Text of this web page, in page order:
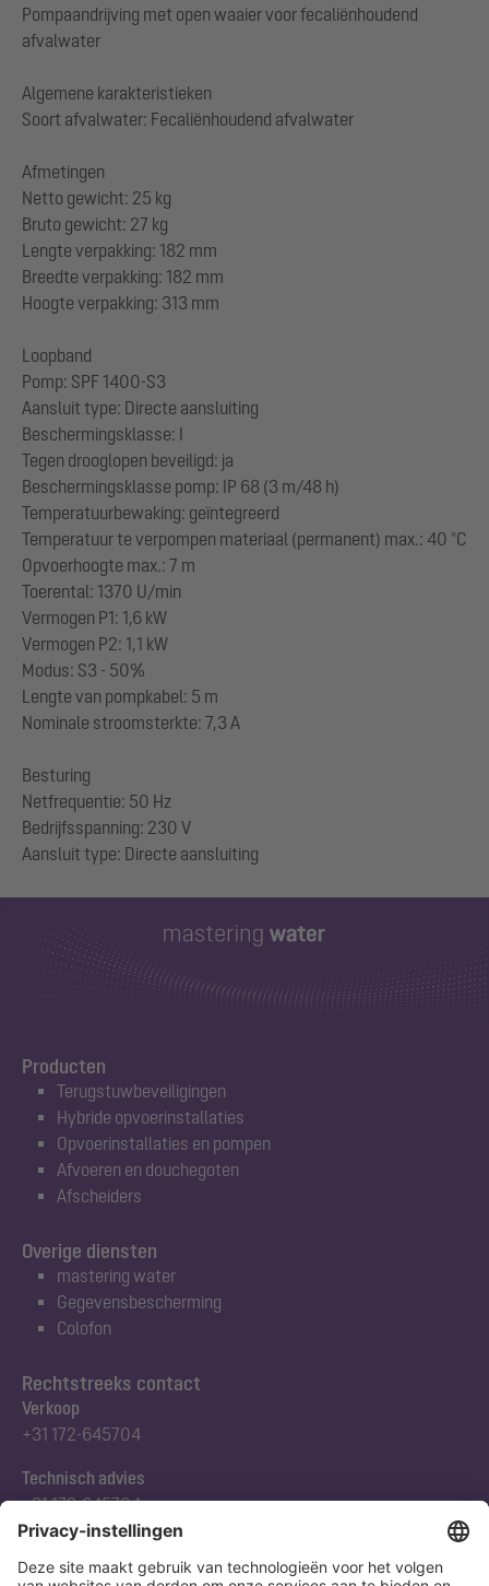
Pompaandrijving met open waaier voor fecaliënhoudend
afvalwater
Algemene karakteristieken
Soort afvalwater: Fecaliënhoudend afvalwater
Afmetingen
Netto gewicht: 25 kg
Bruto gewicht: 27 kg
Lengte verpakking: 182 mm
Breedte verpakking: 182 mm
Hoogte verpakking: 313 mm
Loopband
Pomp: SPF 1400-S3
Aansluit type: Directe aansluiting
Beschermingsklasse: I
Tegen drooglopen beveiligd: ja
Beschermingsklasse pomp: IP 68 (3 m/48 h)
Temperatuurbewaking: geïntegreerd
Temperatuur te verpompen materiaal (permanent) max.: 40 °C
Opvoerhoogte max.: 7 m
Toerental: 1370 U/min
Vermogen P1: 1,6 kW
Vermogen P2: 1,1 kW
Modus: S3 - 50%
Lengte van pompkabel: 5 m
Nominale stroomsterkte: 7,3 A
Besturing
Netfrequentie: 50 Hz
Bedrijfsspanning: 230 V
Producten
Terugstuwbeveiligingen
Hybride opvoerinstallaties
Opvoerinstallaties en pompen
Afvoeren en douchegoten
Afscheiders
Rechtstreeks contact
Verkoop
+31 172-645704
Technisch advies
+31 172-645704
Abonneert u zich op onze nieuwsbrief
Overige diensten
mastering water
Gegevensbescherming
Colofon